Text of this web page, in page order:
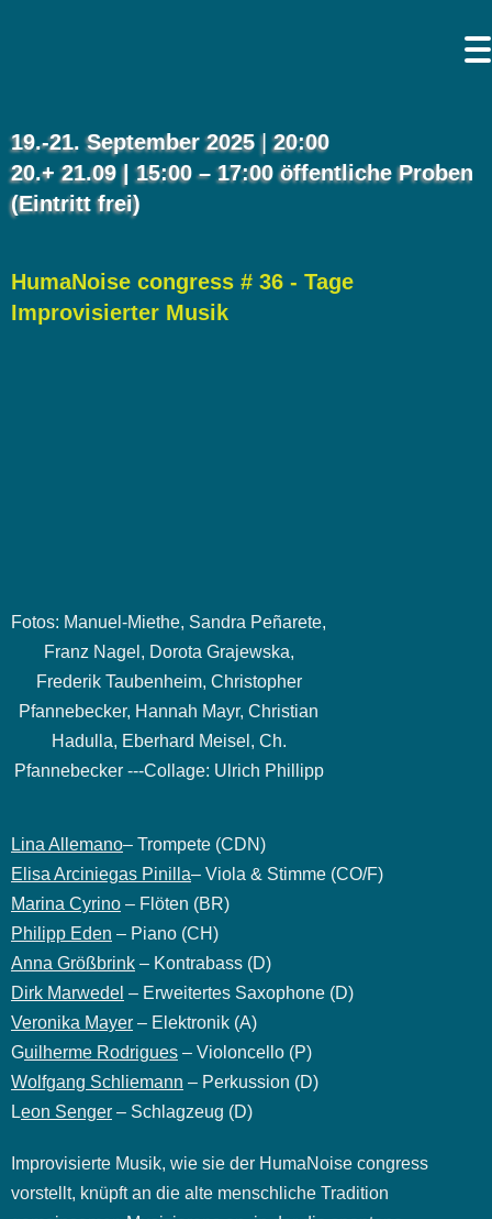
19.-21. September 2025 |20:00
20.+ 21.09 | 15:00 – 17:00 öffentliche Proben
(Eintritt frei)
HumaNoise congress # 36 - Tage
Improvisierter Musik
Fotos: Manuel-Miethe, Sandra Peñarete,
Franz Nagel, Dorota Grajewska,
Frederik Taubenheim, Christopher
Pfannebecker, Hannah Mayr, Christian
Hadulla, Eberhard Meisel, Ch.
Pfannebecker ---Collage: Ulrich Phillipp
Lina Allemano– Trompete (CDN)
Elisa Arciniegas Pinilla– Viola & Stimme (CO/F)
Marina Cyrino – Flöten (BR)
Philipp Eden – Piano (CH)
Anna Größbrink – Kontrabass (D)
Dirk Marwedel – Erweitertes Saxophone (D)
Veronika Mayer – Elektronik (A)
Guilherme Rodrigues – Violoncello (P)
Wolfgang Schliemann – Perkussion (D)
Leon Senger – Schlagzeug (D)
Improvisierte Musik, wie sie der HumaNoise congress
vorstellt, knüpft an die alte menschliche Tradition